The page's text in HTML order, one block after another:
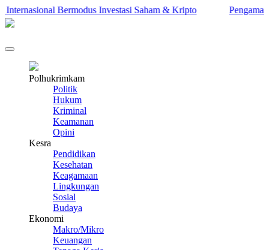
Bermodus Investasi Saham & Kripto Pengamat
Polhukrimkam
Politik
Hukum
Kriminal
Keamanan
Opini
Kesra
Pendidikan
Kesehatan
Keagamaan
Lingkungan
Sosial
Budaya
Ekonomi
Makro/Mikro
Keuangan